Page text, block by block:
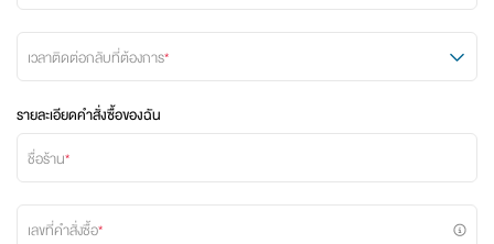
เวลาติดต่อกลับที่ต้องการ*
รายละเอียดคำสั่งซื้อของฉัน
ชื่อร้าน*
เลขที่คำสั่งซื้อ*